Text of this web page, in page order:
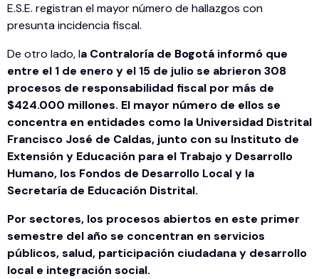
E.S.E. registran el mayor número de hallazgos con
presunta incidencia fiscal.
De otro lado, la Contraloría de Bogotá informó que
entre el 1 de enero y el 15 de julio se abrieron 308
procesos de responsabilidad fiscal por más de
$424.000 millones. El mayor número de ellos se
concentra en entidades como la Universidad Distrital
Francisco José de Caldas, junto con su Instituto de
Extensión y Educación para el Trabajo y Desarrollo
Humano, los Fondos de Desarrollo Local y la
Secretaría de Educación Distrital.
Por sectores, los procesos abiertos en este primer
semestre del año se concentran en servicios
públicos, salud, participación ciudadana y desarrollo
local e integración social.